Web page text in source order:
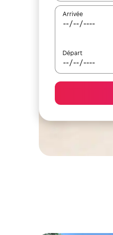
Arrivée
Départ